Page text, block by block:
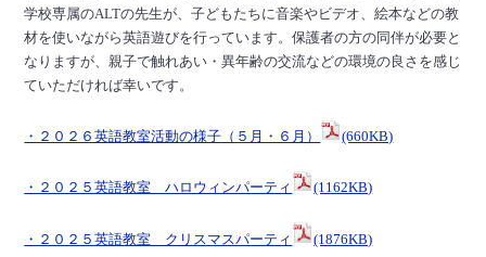
学校専属のALTの先生が、子どもたちに音楽やビデオ、絵本などの教
材を使いながら英語遊びを行っています。保護者の方の同伴が必要と
なりますが、親子で触れあい・異年齢の交流などの環境の良さを感じ
ていただければ幸いです。
・２０２６英語教室活動の様子（５月・６月） (660KB)
・２０２５英語教室 ハロウィンパーティ (1162KB)
・２０２５英語教室 クリスマスパーティ (1876KB)